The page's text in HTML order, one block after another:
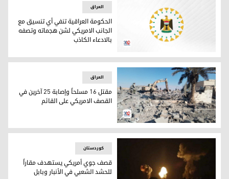
الحكومة العراقية تنفي أي تنسيق مع الجانب الامريكي لشن
العراق
الحكومة العراقية تنفي أي تنسيق مع
الجانب الامريكي لشن هجماته وتصفه
بالادعاء الكاذب
مقتل 16 مسلحاً وإصابة 25 آخرين في القصف الامريكي على القائم
العراق
مقتل 16 مسلحاً وإصابة 25 آخرين في
القصف الامريكي على القائم
کوردستان
قصف جوي أمريكي يستهدف مقاراً
للحشد الشعبي في الأنبار وبابل